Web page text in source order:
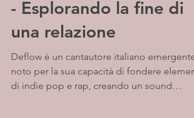
- Esplorando la fine di
una relazione
Deflow è un cantautore italiano emergente
noto per la sua capacità di fondere
di indie pop e rap, creando un sound